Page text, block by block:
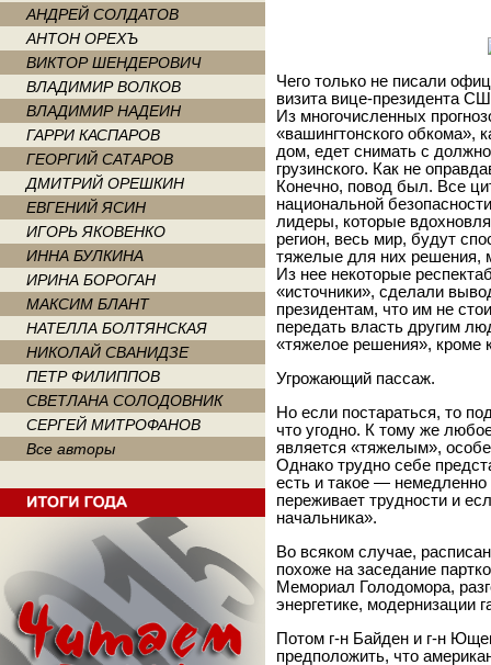
АНДРЕЙ СОЛДАТОВ
АНТОН ОРЕХЪ
ВИКТОР ШЕНДЕРОВИЧ
ВЛАДИМИР ВОЛКОВ
ВЛАДИМИР НАДЕИН
ГАРРИ КАСПАРОВ
ГЕОРГИЙ САТАРОВ
ДМИТРИЙ ОРЕШКИН
ЕВГЕНИЙ ЯСИН
ИГОРЬ ЯКОВЕНКО
ИННА БУЛКИНА
ИРИНА БОРОГАН
МАКСИМ БЛАНТ
НАТЕЛЛА БОЛТЯНСКАЯ
НИКОЛАЙ СВАНИДЗЕ
ПЕТР ФИЛИППОВ
СВЕТЛАНА СОЛОДОВНИК
СЕРГЕЙ МИТРОФАНОВ
Все авторы
Чего только не писали
визита вице-президента
Из многочисленных
«вашингтонского обкома»,
дом, едет снимать с
грузинского. Как не
Конечно, повод был. Все
национальной
лидеры, которые
регион, весь мир, будут
тяжелые для них решения,
Из нее некоторые
«источники», сделали
президентам, что им не
передать власть другим
«тяжелое решения», кроме
Угрожающий пассаж.
Но если постараться, то
что угодно. К тому же
является «тяжелым»,
Однако трудно себе
есть и такое — немедленно
переживает трудности и
начальника».
Во всяком случае,
похоже на заседание
Мемориал Голодомора,
энергетике, модернизации
Потом г-н Байден и г-н
предположить, что